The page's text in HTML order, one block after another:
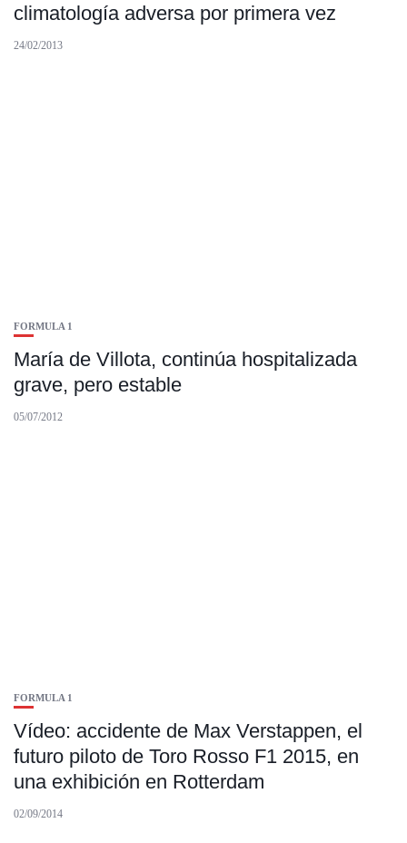
climatología adversa por primera vez
24/02/2013
FORMULA 1
María de Villota, continúa hospitalizada
grave, pero estable
05/07/2012
FORMULA 1
Vídeo: accidente de Max Verstappen, el
futuro piloto de Toro Rosso F1 2015, en
una exhibición en Rotterdam
02/09/2014